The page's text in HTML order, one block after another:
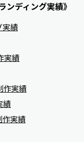
ンディング実績》
実績
実績
作実績
績
作実績